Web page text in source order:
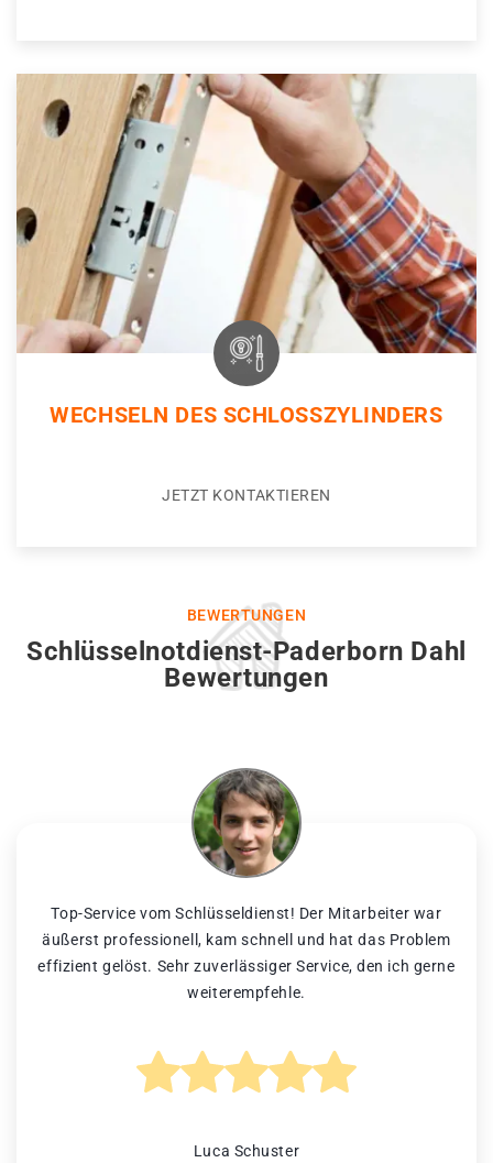
WECHSELN DES SCHLOSSZYLINDERS
JETZT KONTAKTIEREN
BEWERTUNGEN
Schlüsselnotdienst-Paderborn Dahl
Bewertungen
Top-Service vom Schlüsseldienst! Der Mitarbeiter war
äußerst professionell, kam schnell und hat das Problem
effizient gelöst. Sehr zuverlässiger Service, den ich gerne
weiterempfehle.
Luca Schuster